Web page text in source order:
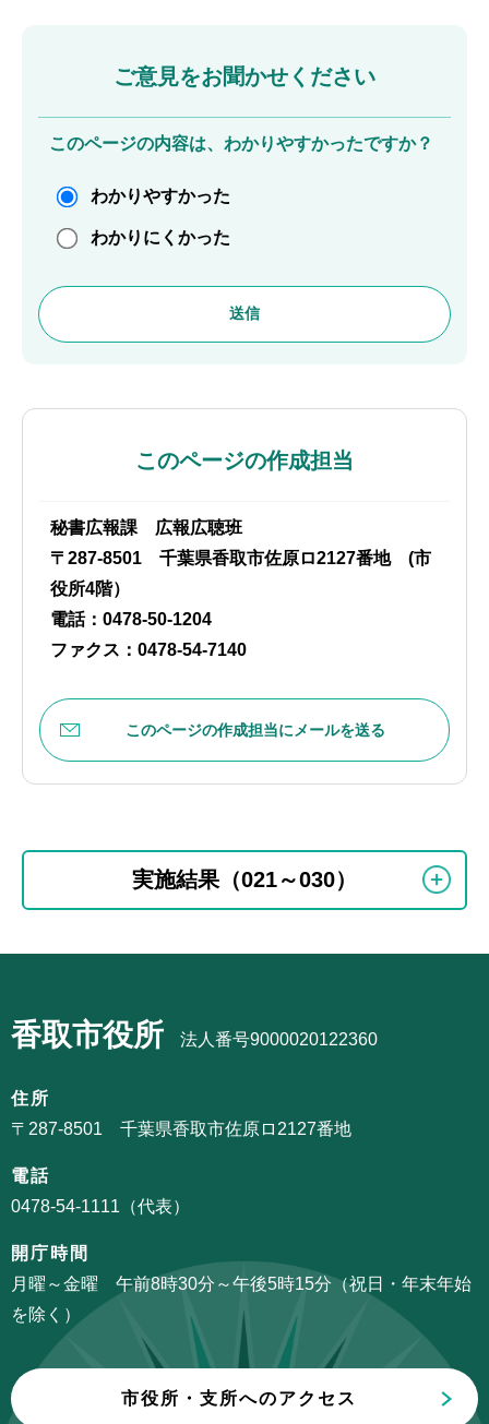
ご意見をお聞かせください
このページの内容は、わかりやすかったですか？
わかりやすかった
わかりにくかった
このページの作成担当
秘書広報課 広報広聴班
〒287-8501 千葉県香取市佐原ロ2127番地 (市
役所4階）
電話：0478-50-1204
ファクス：0478-54-7140
このページの作成担当にメールを送る
こ
ビ
ー
シ
ン
こ
こ
か
実施結果（021～030）
ナ
ゲ
ー
ョ
ン
こ
こ
ま
香取市役所 法人番号9000020122360
住所
〒287-8501 千葉県香取市佐原ロ2127番地
電話
0478-54-1111（代表）
開庁時間
月曜～金曜 午前8時30分～午後5時15分（祝日・年末年始
を除く）
市役所・支所へのアクセス